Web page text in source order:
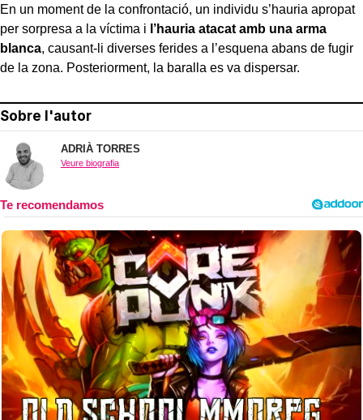
En un moment de la confrontació, un individu s’hauria apropat
per sorpresa a la víctima i l’hauria atacat amb una arma
blanca, causant-li diverses ferides a l’esquena abans de fugir
de la zona. Posteriorment, la baralla es va dispersar.
Sobre l'autor
ADRIÀ TORRES
Veure biografia